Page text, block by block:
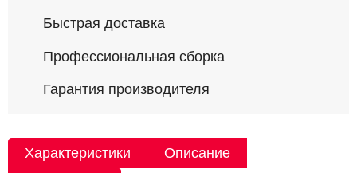
Быстрая доставка
Профессиональная сборка
Гарантия производителя
Характеристики
Описание